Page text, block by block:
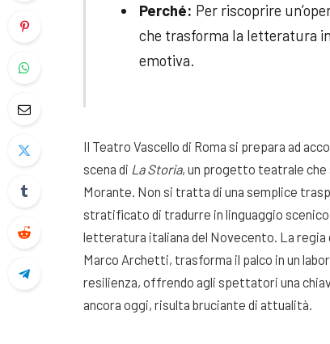
Perché: Per riscoprire
che trasforma la letteratura
emotiva.
Il Teatro Vascello di Roma si prepara ad
scena di La Storia, un progetto teatrale che
Morante. Non si tratta di una semplice
stratificato di tradurre in linguaggio scenico
letteratura italiana del Novecento. La regia
Marco Archetti, trasforma il palco in un
resilienza, offrendo agli spettatori una
ancora oggi, risulta bruciante di attualità.